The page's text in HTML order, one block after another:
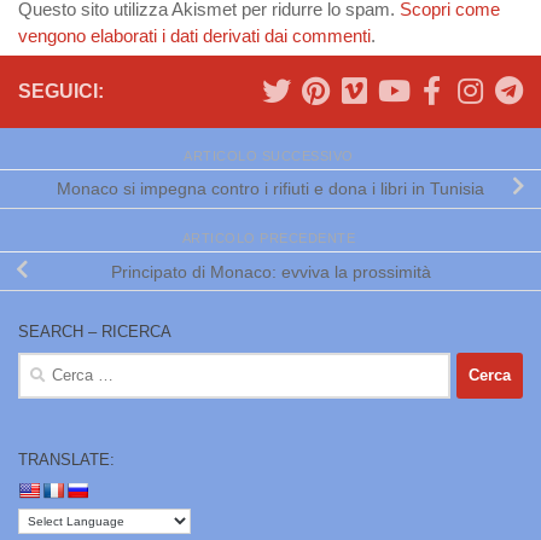
Questo sito utilizza Akismet per ridurre lo spam. Scopri come
vengono elaborati i dati derivati dai commenti.
SEGUICI:
ARTICOLO SUCCESSIVO
Monaco si impegna contro i rifiuti e dona i libri in Tunisia
ARTICOLO PRECEDENTE
Principato di Monaco: evviva la prossimità
SEARCH – RICERCA
Ricerca
TRANSLATE: